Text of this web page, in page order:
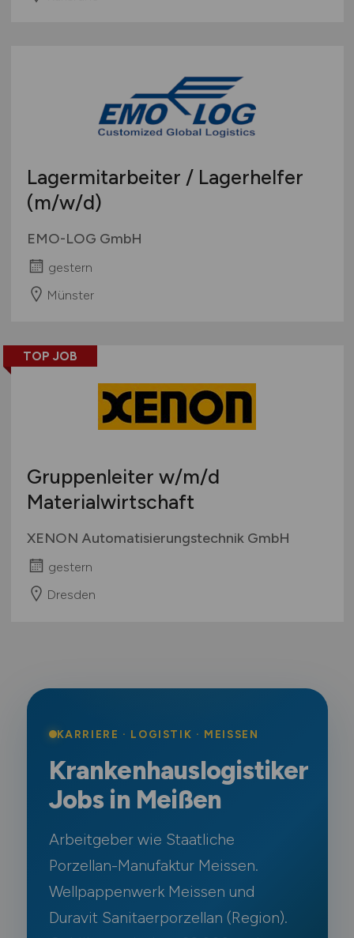
Lagermitarbeiter / Lagerhelfer
(m/w/d)
EMO-LOG GmbH
gestern
Münster
TOP JOB
Gruppenleiter w/m/d
Materialwirtschaft
XENON Automatisierungstechnik GmbH
gestern
Dresden
KARRIERE · LOGISTIK · MEISSEN
Krankenhauslogistiker
Jobs in Meißen
Arbeitgeber wie Staatliche
Porzellan-Manufaktur Meissen.
Wellpappenwerk Meissen und
Duravit Sanitaerporzellan (Region).